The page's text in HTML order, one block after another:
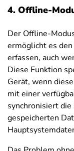
4. Offline-
Der Offline-
ermöglicht es
erfassen, auch
Diese Funktion
Gerät, wenn
mit einer
synchronisiert
gespeicherten